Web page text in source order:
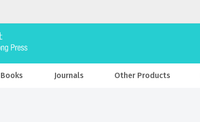
Books Journals Other Products